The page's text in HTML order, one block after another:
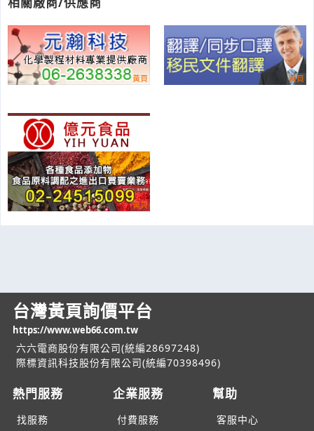
台灣黃頁詢價平台
https://www.web66.com.tw
六六電商股份有限公司(統編28697248)
際標資訊科技股份有限公司(統編70398496)
熱門服務
找服務
企業服務
付費服務
幫助
客服中心